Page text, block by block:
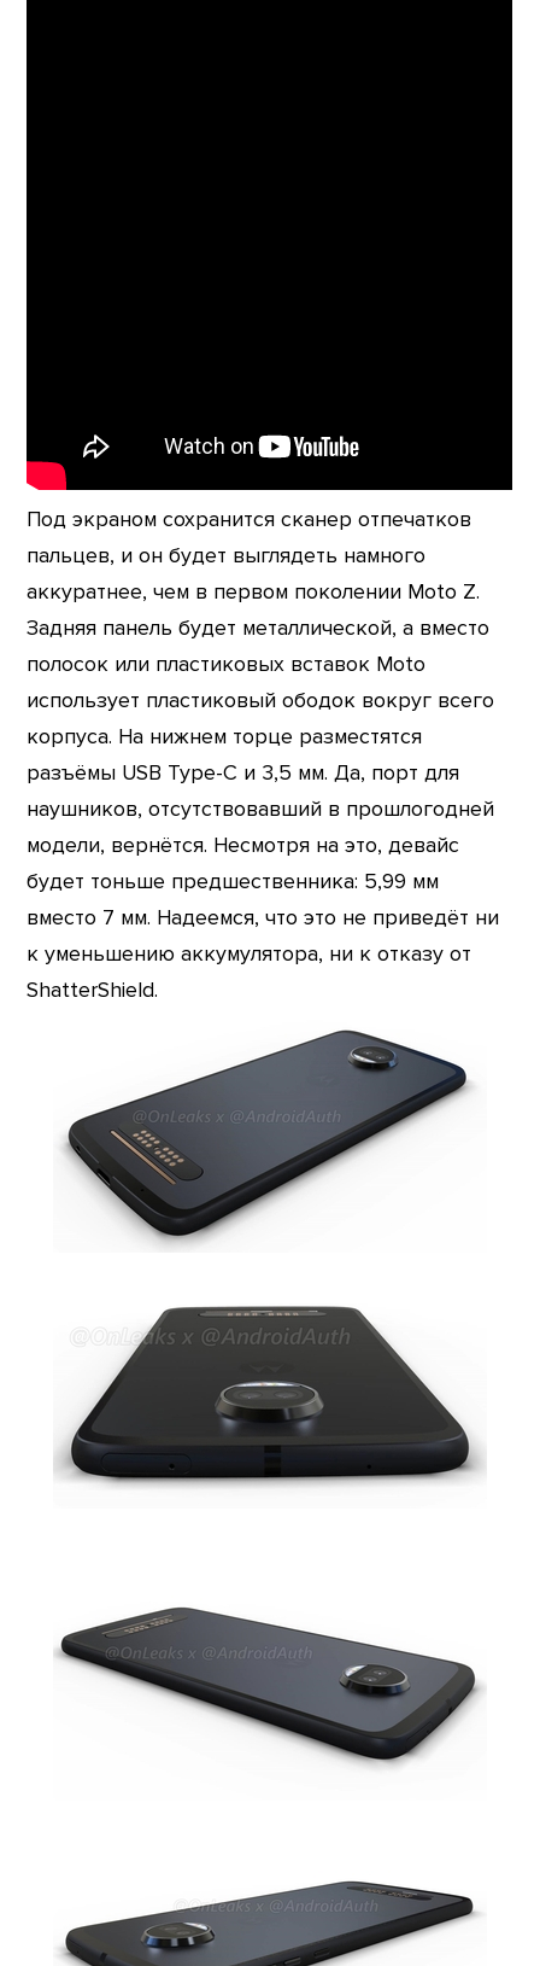
Под экраном сохранится сканер отпечатков
пальцев, и он будет выглядеть намного
аккуратнее, чем в первом поколении Moto Z.
Задняя панель будет металлической, а вместо
полосок или пластиковых вставок Moto
использует пластиковый ободок вокруг всего
корпуса. На нижнем торце разместятся
разъёмы USB Type-C и 3,5 мм. Да, порт для
наушников, отсутствовавший в прошлогодней
модели, вернётся. Несмотря на это, девайс
будет тоньше предшественника: 5,99 мм
вместо 7 мм. Надеемся, что это не приведёт ни
к уменьшению аккумулятора, ни к отказу от
ShatterShield.